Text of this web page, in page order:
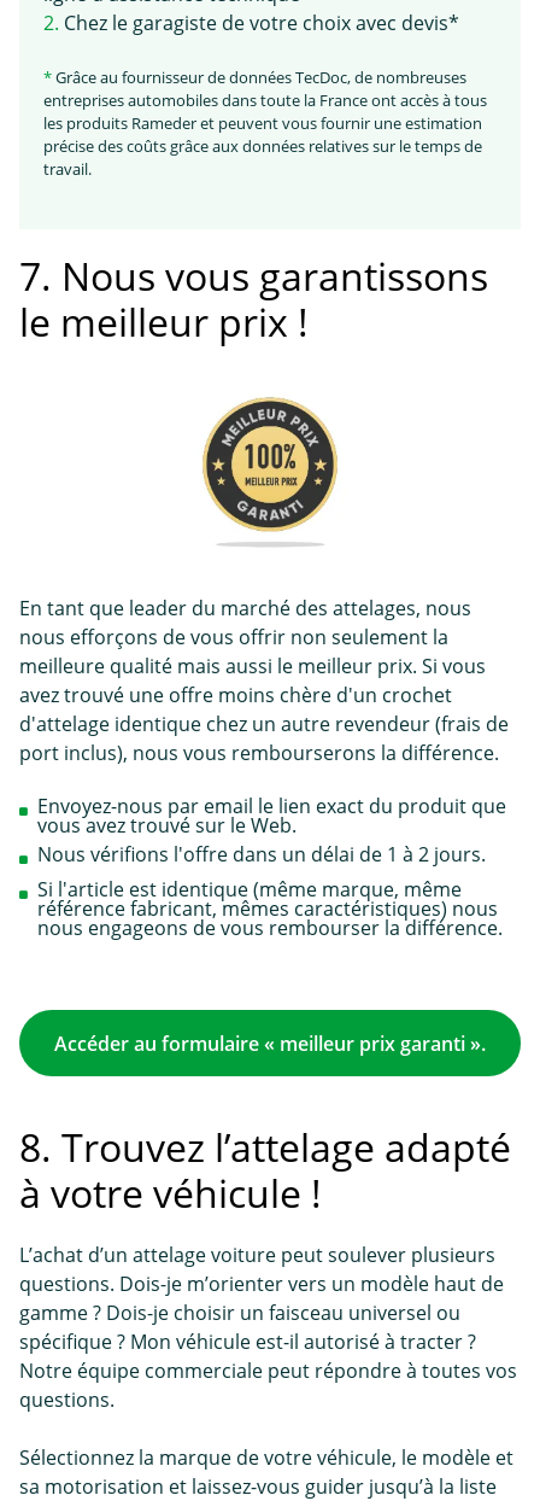
2. Chez le garagiste de votre choix avec devis*
*Grâce au fournisseur de données TecDoc, de nombreuses
entreprises automobiles dans toute la France ont accès à tous
les produits Rameder et peuvent vous fournir une estimation
précise des coûts grâce aux données relatives sur le temps de
travail.
7. Nous vous garantissons
le meilleur prix !
En tant que leader du marché des attelages, nous
nous efforçons de vous offrir non seulement la
meilleure qualité mais aussi le meilleur prix. Si vous
avez trouvé une offre moins chère d'un crochet
d'attelage identique chez un autre revendeur (frais de
port inclus), nous vous rembourserons la différence.
Envoyez-nous par email le lien exact du produit que
vous avez trouvé sur le Web.
Nous vérifions l'offre dans un délai de 1 à 2 jours.
Si l'article est identique (même marque, même
référence fabricant, mêmes caractéristiques) nous
nous engageons de vous rembourser la différence.
Accéder au formulaire « meilleur prix garanti ».
8. Trouvez l’attelage adapté
à votre véhicule !
L’achat d’un attelage voiture peut soulever plusieurs
questions. Dois-je m’orienter vers un modèle haut de
gamme ? Dois-je choisir un faisceau universel ou
spécifique ? Mon véhicule est-il autorisé à tracter ?
Notre équipe commerciale peut répondre à toutes vos
questions.
Sélectionnez la marque de votre véhicule, le modèle et
sa motorisation et laissez-vous guider jusqu’à la liste